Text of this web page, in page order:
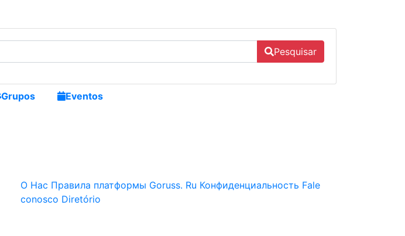
Pesquisar
Grupos Eventos
О Нас Правила платформы Goruss. Ru Конфиденциальность Fale
conosco Diretório